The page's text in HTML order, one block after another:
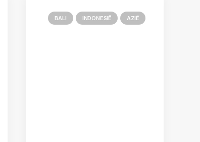
BALI INDONESIË AZIË